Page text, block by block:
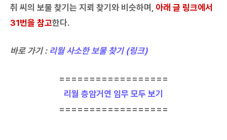
취 씨의 보물 찾기는 지뢰 찾기와 비슷하며, 아래 글 링크에서
31번을 참고한다.
바로 가기 : 리월 사소한 보물 찾기 (링크)
==================
리월 층암거연 임무 모두 보기
==================